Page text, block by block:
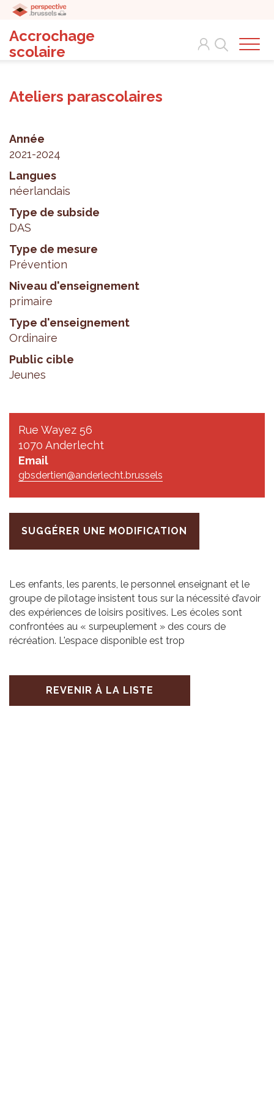
Accrochage
scolaire
Search
Ateliers parascolaires
Année
2021-2024
Langues
néerlandais
Type de subside
DAS
Type de mesure
Prévention
Niveau d'enseignement
primaire
Type d'enseignement
Ordinaire
Public cible
Jeunes
Rue Wayez 56
1070 Anderlecht
Email
gbsdertien@anderlecht.brussels
SUGGÉRER UNE MODIFICATION
Les enfants, les parents, le personnel enseignant et le
groupe de pilotage insistent tous sur la nécessité d’avoir
des expériences de loisirs positives. Les écoles sont
confrontées au « surpeuplement » des cours de
récréation. L'espace disponible est trop
REVENIR À LA LISTE